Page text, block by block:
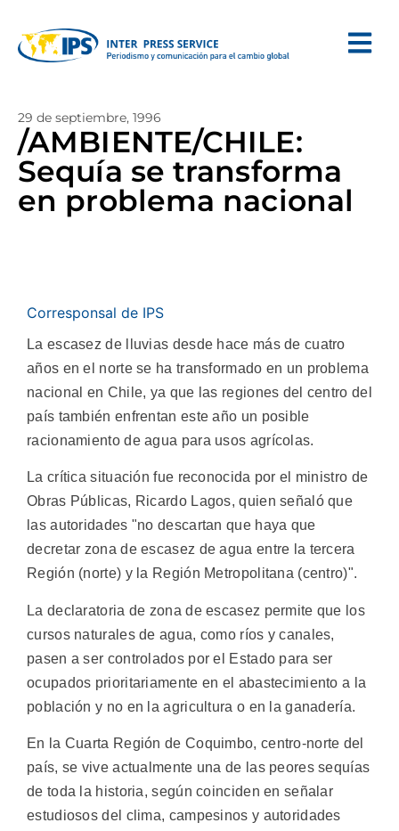
29 de septiembre, 1996
/AMBIENTE/CHILE:
Sequía se transforma
en problema nacional
Corresponsal de IPS
La escasez de lluvias desde hace más de cuatro
años en el norte se ha transformado en un problema
nacional en Chile, ya que las regiones del centro del
país también enfrentan este año un posible
racionamiento de agua para usos agrícolas.
La crítica situación fue reconocida por el ministro de
Obras Públicas, Ricardo Lagos, quien señaló que
las autoridades "no descartan que haya que
decretar zona de escasez de agua entre la tercera
Región (norte) y la Región Metropolitana (centro)".
La declaratoria de zona de escasez permite que los
cursos naturales de agua, como ríos y canales,
pasen a ser controlados por el Estado para ser
ocupados prioritariamente en el abastecimiento a la
población y no en la agricultura o en la ganadería.
En la Cuarta Región de Coquimbo, centro-norte del
país, se vive actualmente una de las peores sequías
de toda la historia, según coinciden en señalar
estudiosos del clima, campesinos y autoridades